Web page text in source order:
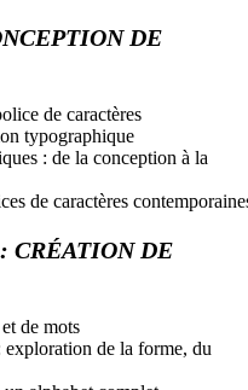
DE
de caractères
typographique
: de la conception à la
de caractères
CRÉATION DE
de mots
exploration de la forme, du